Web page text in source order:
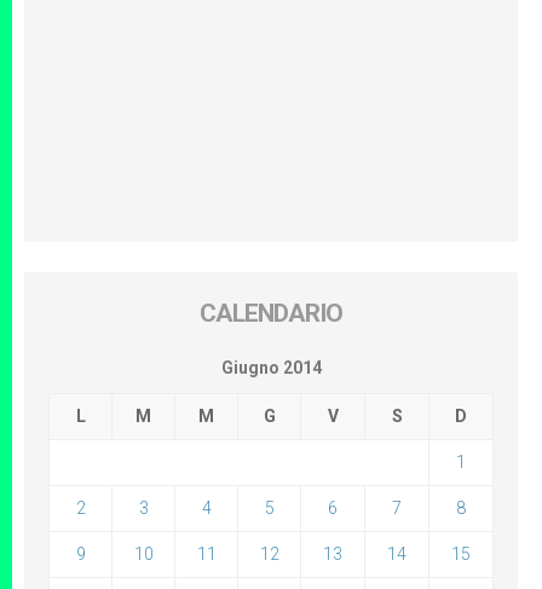
CALENDARIO
Giugno 2014
L M M G V S D
1
2 3 4 5 6 7 8
9 10 11 12 13 14 15